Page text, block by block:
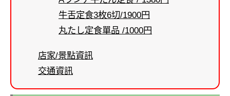
牛舌定食3枚6切/1900円
丸たし定食單品 /1000円
店家/景點資訊
交通資訊